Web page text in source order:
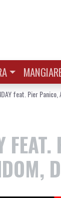
feat. Pier